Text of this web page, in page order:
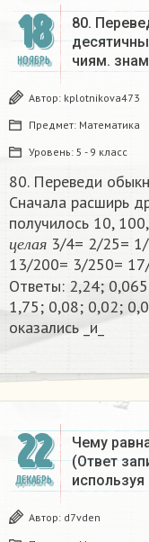
18
НОЯБРЬ
80.
чиям.
Автор: kplotnikova473
Предмет: Математика
Уровень: 5 - 9 класс
80. Переведи
Сначала расширь
получилось 10,
ц ел ая
целая
3/4= 2/25=
13/200= 3/250=
Ответы: 2,24;
1,75; 0,08; 0,02;
оказались _и_​
22
ДЕКАБРЬ
Чему
(Ответ
Автор: d7vden